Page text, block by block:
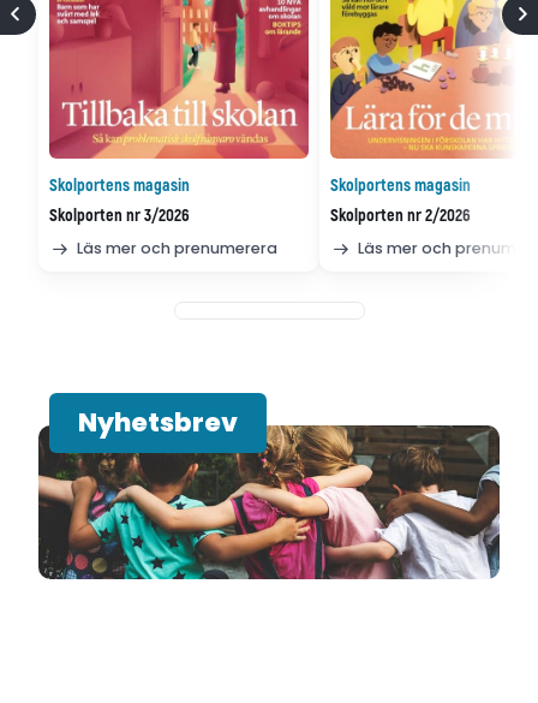
Skolportens magasin
Skolporten nr 3/2026
Läs mer och prenumerera
Skolportens magasin
Skolporten nr 2/2026
Läs mer och
Nyhetsbrev